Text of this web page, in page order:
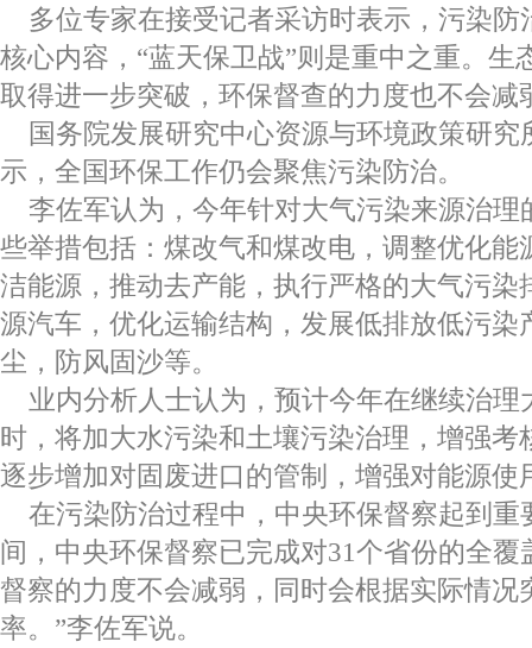
多位专家在接受记者采访时表示，污染防
核心内容，“蓝天保卫战”则是重中之重。生
取得进一步突破，环保督查的力度也不会减
国务院发展研究中心资源与环境政策研究
示，全国环保工作仍会聚焦污染防治。
李佐军认为，今年针对大气污染来源治理
些举措包括：煤改气和煤改电，调整优化能
洁能源，推动去产能，执行严格的大气污染
源汽车，优化运输结构，发展低排放低污染
尘，防风固沙等。
业内分析人士认为，预计今年在继续治理
时，将加大水污染和土壤污染治理，增强考
逐步增加对固废进口的管制，增强对能源使
在污染防治过程中，中央环保督察起到重
间，中央环保督察已完成对31个省份的全覆
督察的力度不会减弱，同时会根据实际情况
率。”李佐军说。